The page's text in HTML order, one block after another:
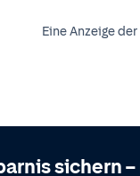
Eine Anzeige der
sichern